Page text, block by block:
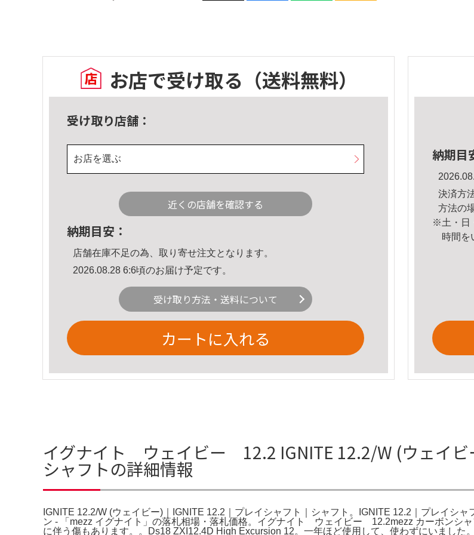
お店で受け取る （送料無料）
受け取り店舗：
お店を選ぶ
近くの店舗を確認する
納期目安：
店舗在庫不足の為、取り寄せ注文となります。
2026.08.28 6:6頃のお届け予定です。
受け取り方法・送料について
カートに入れる
納期目
決済方
方法の
※土・日
時間を
イグナイト ウェイビー 12.2 IGNITE 12.2/W (ウェイビ
シャフトの詳細情報
IGNITE 12.2/W (ウェイビー)｜IGNITE 12.2｜プレイシャフト｜シャフト。IGNITE 12.2｜プレイシ
ン - 「mezz イグナイト」の落札相場・落札価格。イグナイト ウェイビー 12.2mezz カーボンシ
に伴う傷もあります。。Ds18 ZXI12.4D High Excursion 12。一年ほど使用して、使わずにいまし